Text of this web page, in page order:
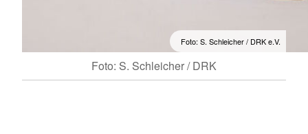
Foto: S. Schleicher / DRK e.V.
Foto: S. Schleicher / DRK